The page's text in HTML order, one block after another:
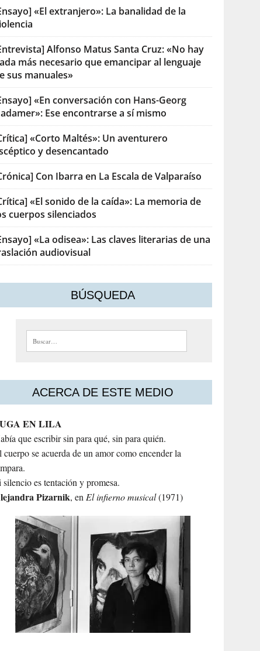
«El extranjero»: La banalidad de la
Alfonso Matus Santa Cruz: «No hay
más necesario que emancipar al lenguaje
sus manuales»
«En conversación con Hans-Georg
Ese encontrarse a sí mismo
«Corto Maltés»: Un aventurero
y desencantado
Con Ibarra en La Escala de Valparaíso
«El sonido de la caída»: La memoria de
cuerpos silenciados
«La odisea»: Las claves literarias de una
audiovisual
BÚSQUEDA
Buscar:
ACERCA DE ESTE MEDIO
EN LILA
que escribir sin para qué, sin para quién.
cuerpo se acuerda de un amor como encender la
silencio es tentación y promesa.
Pizarnik, enEl infierno musical(1971)